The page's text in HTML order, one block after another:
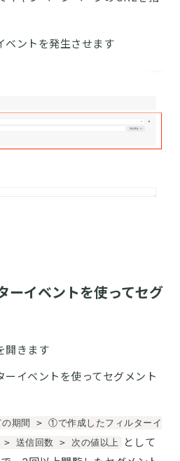
ベントを発生させます
ーイベントを使ってセグ
開きます
イベントを使ってセグメント
の期間 > ①で作成したフィルターイ
送信回数 > 次の値以上
として